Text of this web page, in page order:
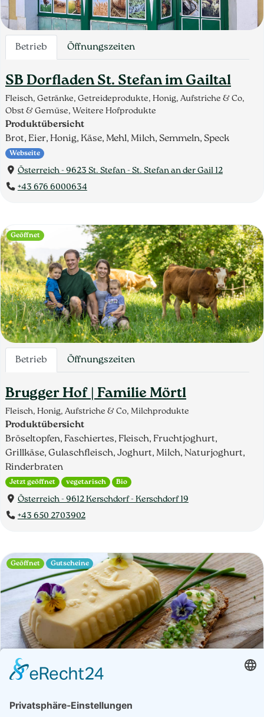
Betrieb Öffnungszeiten
SB Dorfladen St. Stefan im Gailtal
Fleisch, Getränke, Getreideprodukte, Honig, Aufstriche & Co,
Obst & Gemüse, Weitere Hofprodukte
Produktübersicht
Brot, Eier, Honig, Käse, Mehl, Milch, Semmeln, Speck
Webseite
Österreich - 9623 St. Stefan - St. Stefan an der Gail 12
+43 676 6000634
Betrieb Öffnungszeiten
Brugger Hof | Familie Mörtl
Fleisch, Honig, Aufstriche & Co, Milchprodukte
Produktübersicht
Bröseltopfen, Faschiertes, Fleisch, Fruchtjoghurt,
Grillkäse, Gulaschfleisch, Joghurt, Milch, Naturjoghurt,
Rinderbraten
Jetzt geöffnet vegetarisch Bio
Österreich - 9612 Kerschdorf - Kerschdorf 19
+43 650 2703902
Geöffnet
Geöffnet Gutscheine